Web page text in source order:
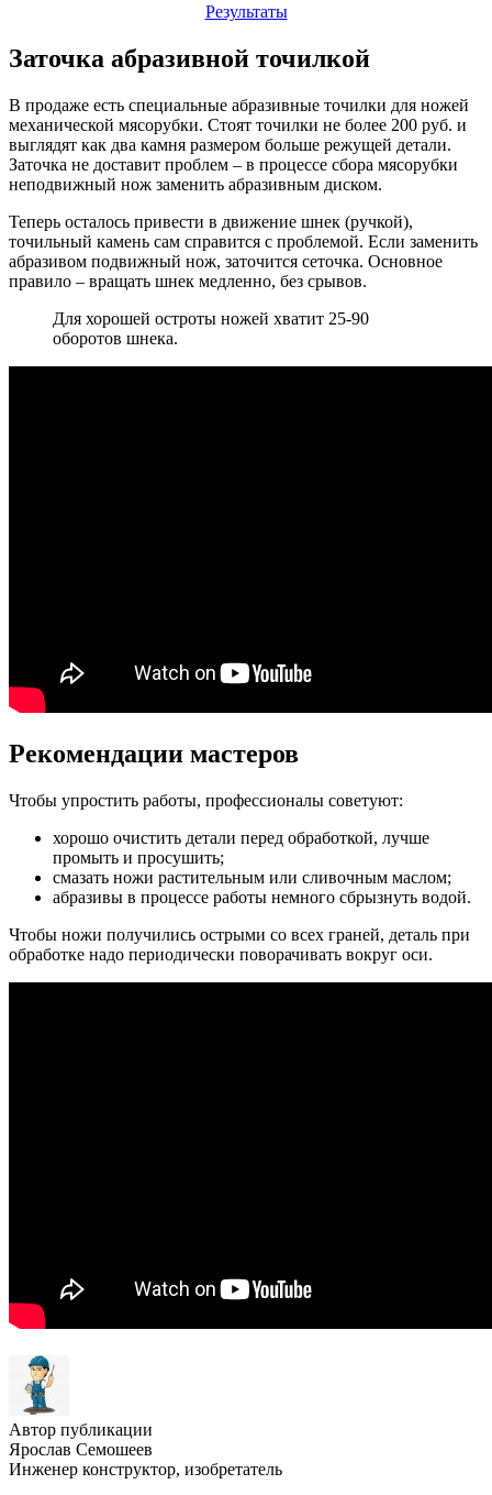
Результаты
Заточка абразивной точилкой
В продаже есть специальные абразивные точилки для ножей
механической мясорубки. Стоят точилки не более 200 руб. и
выглядят как два камня размером больше режущей детали.
Заточка не доставит проблем – в процессе сбора мясорубки
неподвижный нож заменить абразивным диском.
Теперь осталось привести в движение шнек (ручкой),
точильный камень сам справится с проблемой. Если заменить
абразивом подвижный нож, заточится сеточка. Основное
правило – вращать шнек медленно, без срывов.
Для хорошей остроты ножей хватит 25-90
оборотов шнека.
Рекомендации мастеров
Чтобы упростить работы, профессионалы советуют:
хорошо очистить детали перед обработкой, лучше
промыть и просушить;
смазать ножи растительным или сливочным маслом;
абразивы в процессе работы немного сбрызнуть водой.
Чтобы ножи получились острыми со всех граней, деталь при
обработке надо периодически поворачивать вокруг оси.
Автор публикации
Ярослав Семошеев
Инженер конструктор, изобретатель